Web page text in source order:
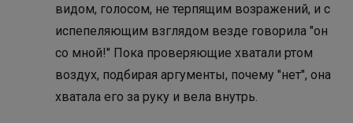
видом, голосом, не терпящим возражений, и с
испепеляющим взглядом везде говорила "он
со мной!" Пока проверяющие хватали ртом
воздух, подбирая аргументы, почему "нет", она
хватала его за руку и вела внутрь.